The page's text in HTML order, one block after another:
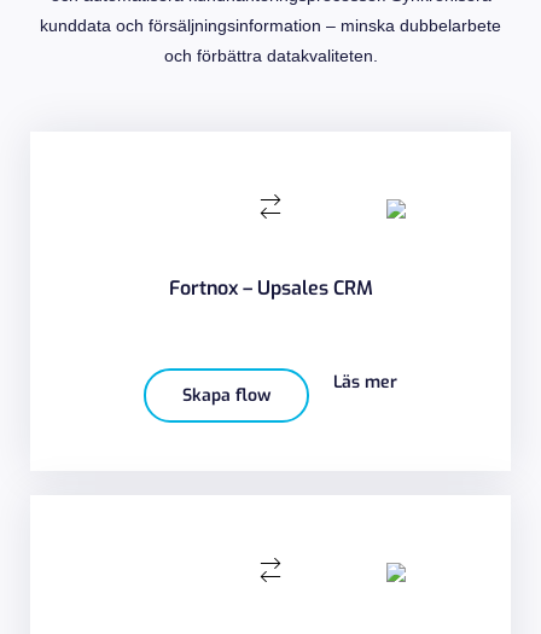
kunddata och försäljningsinformation – minska dubbelarbete
och förbättra datakvaliteten.
Fortnox – Upsales CRM
Skapa flow
Läs mer